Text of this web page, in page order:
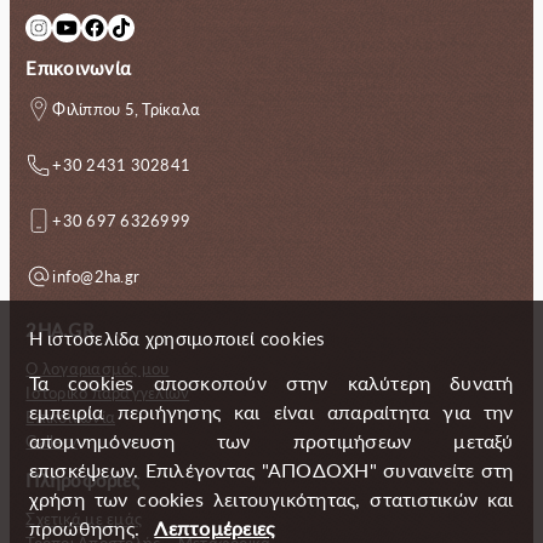
InstagramYouTube Facebook TikTok
Επικοινωνία
Φιλίππου 5, Τρίκαλα
+30 2431 302841
+30 697 6326999
info@2ha.gr
2HA.GR
Ο λογαριασμός μου
Ιστορικό παραγγελιών
Επικοινωνία
Gallery
Πληροφορίες
Σχετικά με εμάς
Η ιστοσελίδα χρησιμοποιεί cookies
Τα cookies αποσκοπούν στην καλύτερη δυνατή
εμπειρία περιήγησης και είναι απαραίτητα για την
απομνημόνευση των προτιμήσεων μεταξύ
επισκέψεων. Επιλέγοντας "ΑΠΟΔΟΧΗ" συναινείτε στη
χρήση των cookies λειτουγικότητας, στατιστικών και
προώθησης.
Λεπτομέρειες